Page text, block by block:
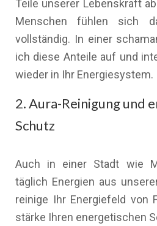
Teile unserer Lebenskraft
Menschen fühlen sich
vollständig. In einer
ich diese Anteile auf und
wieder in Ihr Energiesystem.
2. Aura-Reinigung und
Schutz
Auch in einer Stadt wie
täglich Energien aus
reinige Ihr Energiefeld von
stärke Ihren energetischen